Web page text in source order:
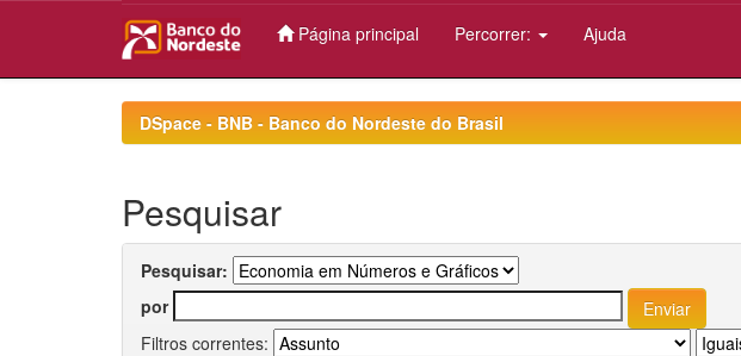
Página principal Percorrer: Ajuda
DSpace - BNB - Banco do Nordeste do Brasil
Pesquisar
Pesquisar:
por
Filtros correntes: